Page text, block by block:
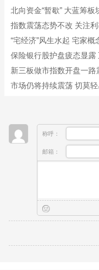
北向资金“暂歇” 大蓝筹板
指数震荡态势不改 关注
“宅经济”风生水起 宅家概
保险银行股护盘疲态显露
新三板做市指数开盘一路
市场仍将持续震荡 切莫
称呼：
邮箱：